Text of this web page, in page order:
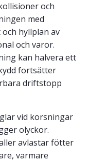
och
med
hyllplan av
och varor.
kan halvera ett
fortsätter
driftstopp
vid korsningar
olyckor.
avlastar fötter
varmare